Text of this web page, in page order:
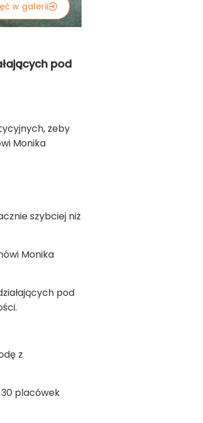
w galerii
pod
żeby
Monika
szybciej niż
Monika
pod
z
placówek